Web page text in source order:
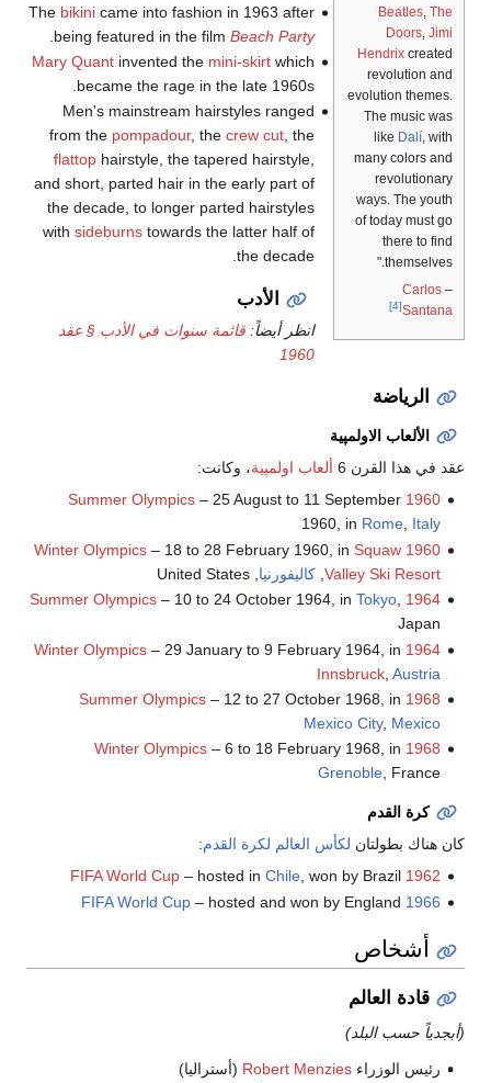
Beatles The
Doors Jimi
Hendrix created
revolution and
evolution themes.
The music was
like Dalí , with
many colors and
revolutionary
ways. The youth
of today must go
there to find
themselves."
–
Carlos
Santana
[4]
The bikinicame into fashion in 1963 after
being featured in the film Beach Party
Mary Quantinvented the mini-skirtwhich
became the rage in the late 1960s.
Men's mainstream hairstyles ranged
from the pompadour, the crew cut, the
flattophairstyle, the tapered hairstyle,
and short, parted hair in the early part of
the decade, to longer parted hairstyles
with sideburnstowards the latter half of
the decade.
الأدب
انظر أيضاً:قائمة سنوات في الأدب § عقد
1960
الرياضة
الألعاب الاولمپية
عقد في هذا القرن 6
ألعاب اولمپية، وكانت:
1960 Summer Olympics
– 25 August to 11 September
1960, in Rome, Italy
1960 Winter Olympics
– 18 to 28 February 1960, in Squaw
Valley Ski Resort
,كاليفورنيا , United States
1964 Summer Olympics
– 10 to 24 October 1964, in Tokyo,
Japan
1964 Winter Olympics
– 29 January to 9 February 1964, in
Innsbruck, Austria
1968 Summer Olympics
– 12 to 27 October 1968, in
Mexico City, Mexico
1968 Winter Olympics
– 6 to 18 February 1968, in
Grenoble, France
كرة القدم
كان هناك بطولتان لكأس العالم لكرة القدم:
1962 FIFA World Cup
– hosted in Chile, won by Brazil
1966 FIFA World Cup
– hosted and won by England
أشخاص
قادة العالم
(أبجدياً حسب البلد)
رئيس الوزراءRobert Menzies (أستراليا)